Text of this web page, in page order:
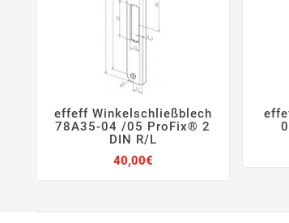
   
effeff Winkelschließblech
78A35-04 /05 ProFix® 2
DIN R/L
40,00€Preis